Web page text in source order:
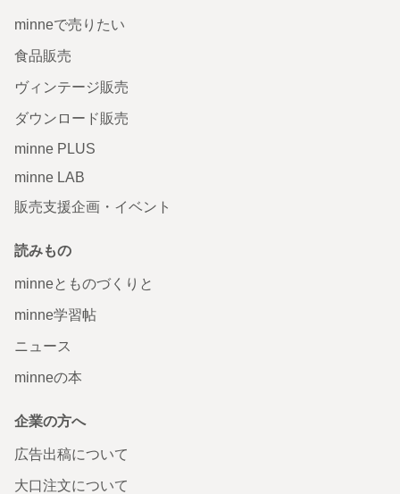
minneで売りたい
食品販売
ヴィンテージ販売
ダウンロード販売
minne PLUS
minne LAB
販売支援企画・イベント
読みもの
minneとものづくりと
minne学習帖
ニュース
minneの本
企業の方へ
広告出稿について
大口注文について